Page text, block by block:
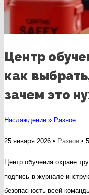
Центр
как
зачем это
Наслаждение » Разное
25 января 2026 • Разное •
Центр обучения охране
подпись в журнале
безопасность всей